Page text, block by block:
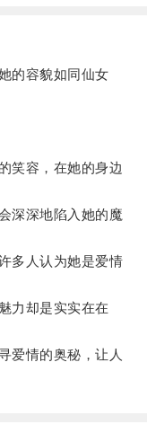
的容貌如同仙女
容，在她的身边
深地陷入她的魔
人认为她是爱情
却是实实在在
情的奥秘，让人